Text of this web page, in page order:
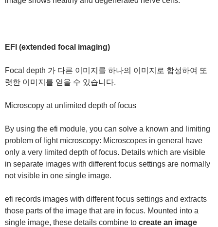
EFI (extended focal imaging)
Focal depth 가 다른 이미지를 하나의 이미지로 합성하여 또
렷한 이미지를 얻을 수 있습니다.
Microscopy at unlimited depth of focus
By using the efi module, you can solve a known and limiting
problem of light microscopy: Microscopes in general have
only a very limited depth of focus. Details which are visible
in separate images with different focus settings are normally
not visible in one single image.
efi records images with different focus settings and extracts
those parts of the image that are in focus. Mounted into a
single image, these details combine to create an image